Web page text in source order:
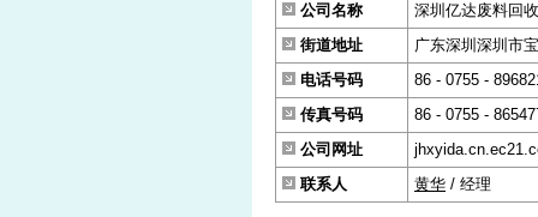
公司名称
深圳亿达废料回
街道地址
广东深圳深圳市
电话号码
86 - 0755 -
传真号码
86 - 0755 -
公司网址
联系人
黄华 / 经理